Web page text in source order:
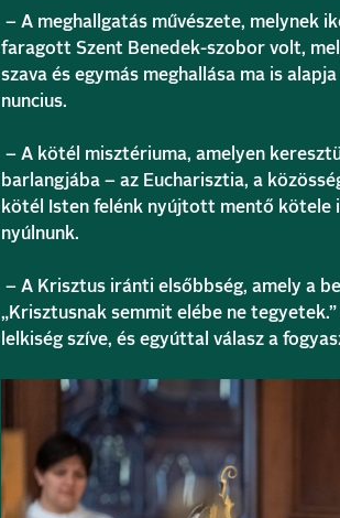
– A meghallgatás művészete, melynek
faragott Szent Benedek-szobor volt,
szava és egymás meghallása ma is
nuncius.
– A kötél misztériuma, amelyen
barlangjába – az Eucharisztia, a
kötél Isten felénk nyújtott mentő kötele
nyúlnunk.
– A Krisztus iránti elsőbbség, amely a
„Krisztusnak semmit elébe ne
lelkiség szíve, és egyúttal válasz a